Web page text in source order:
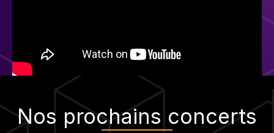
Nos prochains concerts